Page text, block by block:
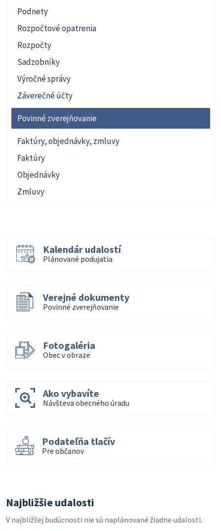
Podnety
Rozpočtové opatrenia
Rozpočty
Sadzobníky
Výročné správy
Záverečné účty
Povinné zverejňovanie
Faktúry, objednávky, zmluvy
Faktúry
Objednávky
Zmluvy
Kalendár udalostí
Plánované podujatia
Verejné dokumenty
Povinné zverejňovanie
Fotogaléria
Obec v obraze
Ako vybavíte
Návšteva obecného úradu
Podateľňa tlačív
Pre občanov
Najbližšie udalosti
V najbližšej budúcnosti nie sú naplánované žiadne udalosti.